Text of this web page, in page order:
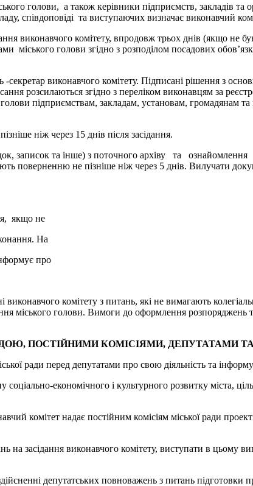
голови, а також керівники підприємств, закладів та
співдоповіді та виступаючих визначає виконавчий
виконавчого комітету, впродовж трьох днів (якщо не
голови згідно з розподілом посадових
виконавчого комітету. Підписані рішення з
розсилаються згідно з переліком виконавцям за
підприємствам, закладам, установам, громадянам
ніж через 15 днів після засідання.
записок та інше) з поточного архіву та
поверненню не пізніше ніж через 5 днів. Вилучати
якщо не
На
про
комітету з питань, які не вимагають
міського голови. Вимоги до оформлення розпоряджень
ПОСТІЙНИМИ КОМІСІЯМИ, ДЕПУТАТАМИ
ради перед депутатами про свою діяльність та
економічного і культурного розвитку міста,
комітет надає постійним комісіям міської ради
на засідання виконавчого комітету, виступати в цьому
депутатських повноважень з питань підготовки